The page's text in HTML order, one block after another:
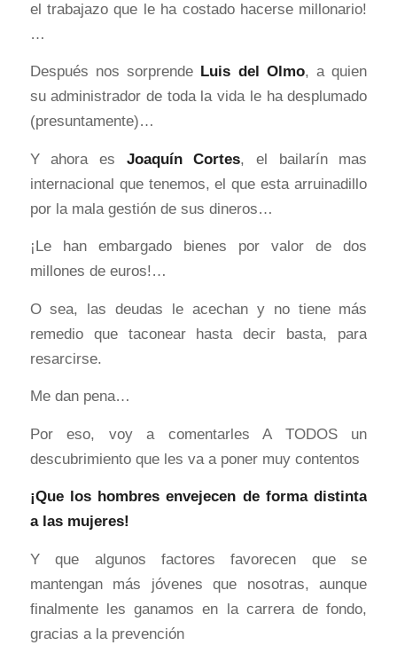
el trabajazo que le ha costado hacerse millonario!
…
Después nos sorprende Luis del Olmo, a quien
su administrador de toda la vida le ha desplumado
(presuntamente)…
Y ahora es Joaquín Cortes, el bailarín mas
internacional que tenemos, el que esta arruinadillo
por la mala gestión de sus dineros…
¡Le han embargado bienes por valor de dos
millones de euros!…
O sea, las deudas le acechan y no tiene más
remedio que taconear hasta decir basta, para
resarcirse.
Me dan pena…
Por eso, voy a comentarles A TODOS un
descubrimiento que les va a poner muy contentos
¡Que los hombres envejecen de forma distinta
a las mujeres!
Y que algunos factores favorecen que se
mantengan más jóvenes que nosotras, aunque
finalmente les ganamos en la carrera de fondo,
gracias a la prevención